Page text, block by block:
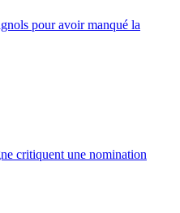
pour avoir manqué la
critiquent une nomination